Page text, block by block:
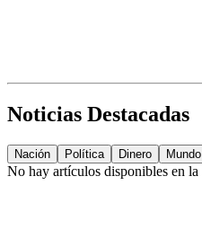
Noticias Destacadas
Nación Política Dinero Mundo
No hay artículos disponibles en la